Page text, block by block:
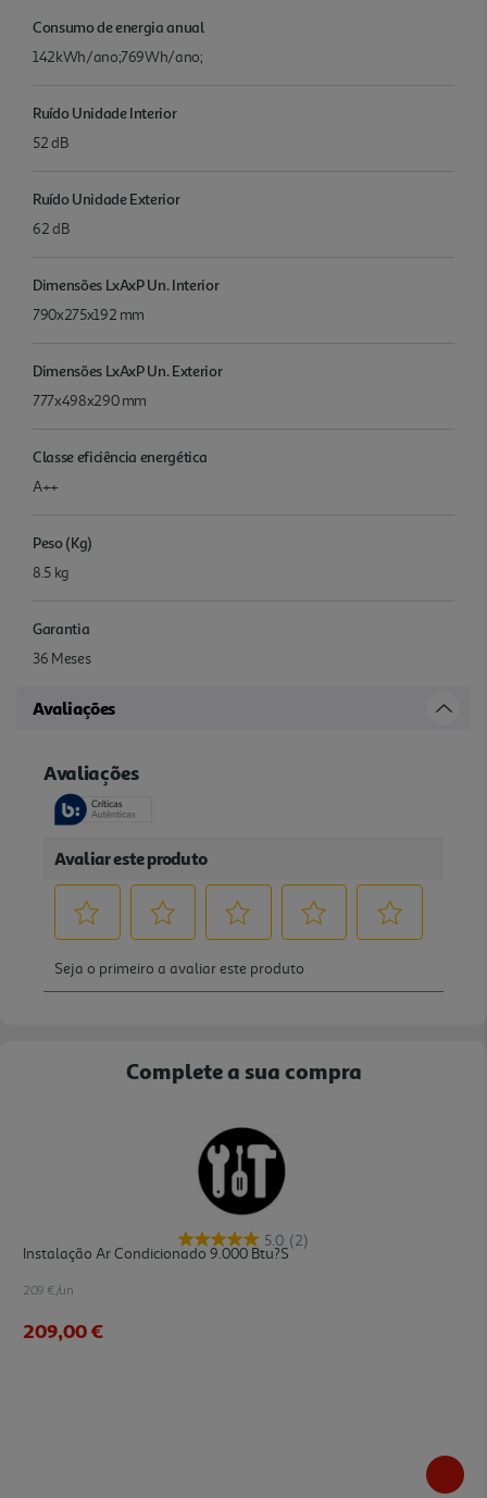
Consumo de energia anual
142kWh/ano;769Wh/ano;
Ruído Unidade Interior
52 dB
Ruído Unidade Exterior
62 dB
Dimensões LxAxP Un. Interior
790x275x192 mm
Dimensões LxAxP Un. Exterior
777x498x290 mm
Classe eficiência energética
A++
Peso (Kg)
8.5 kg
Garantia
36 Meses
Avaliações
Complete a sua compra
5.0 (2)
Instalação Ar Condicionado 9.000 Btu?s
209 €/un
209,00 €